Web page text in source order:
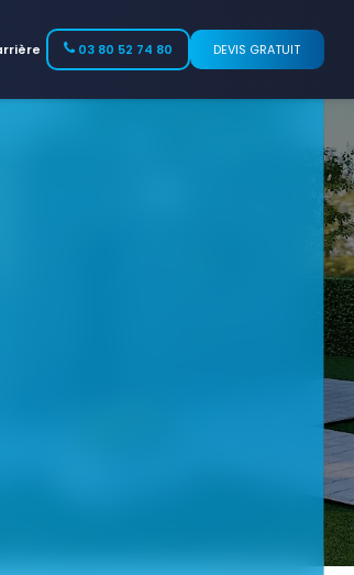
03 80 52 74 80 DEVIS GRATUIT